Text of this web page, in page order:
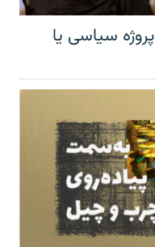
پروژه سیاسی یا